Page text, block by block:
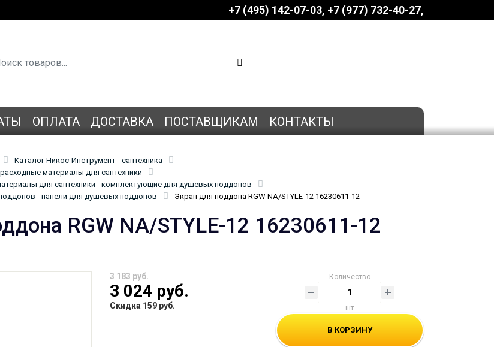
+7 (495) 142-07-03 ‎‎+7 (977) 732-40-27
ОПЛАТА ДОСТАВКА ПОСТАВЩИКАМ КОНТАКТЫ
Каталог Никос-Инструмент - сантехника
материалы для сантехники
для сантехники - комплектующие для душевых поддонов
- панели для душевых поддонов
Экран для поддона RGW NA/STYLE-12 16230611-12
RGW NA/STYLE-12 16230611-12
3 183 руб.
3 024 руб.
Скидка 159 руб.
Количество
шт
В КОРЗИНУ